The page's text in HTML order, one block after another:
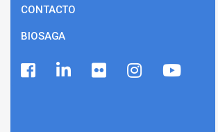
CONTACTO
BIOSAGA